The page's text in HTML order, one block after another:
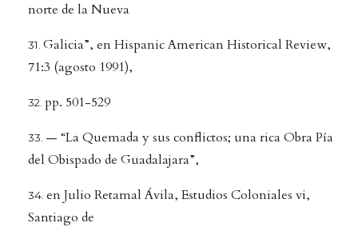
norte de la Nueva
Galicia”, en Hispanic American Historical Review,
71:3 (agosto 1991),
pp. 501-529
— “La Quemada y sus conflictos; una rica Obra Pía
del Obispado de Guadalajara”,
en Julio Retamal Ávila, Estudios Coloniales vi,
Santiago de